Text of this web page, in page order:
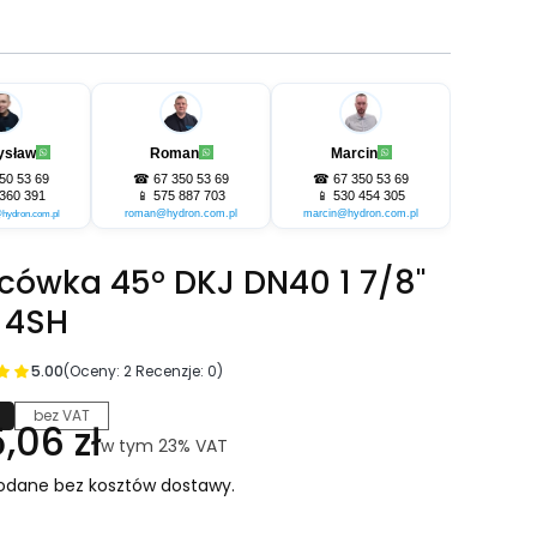
53 69
391
Roman
☎ 67 350 53 69
📱 575 887 703
roman@hydron.com.pl
Marcin
☎ 67 350 53 69
📱 530 454 305
marcin@hydron.com.pl
45° DKJ DN40 1 7/8"
5.00(Oceny: 2 Recenzje: 0)
bez VAT
złw tym 23% VAT
w tym 23% VAT
bez kosztów dostawy.